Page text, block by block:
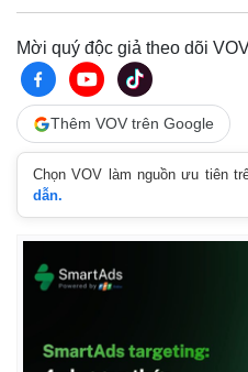
Mời quý độc giả theo dõi
Thêm VOV trên Google
Chọn VOV làm nguồn ưu tiên
dẫn.